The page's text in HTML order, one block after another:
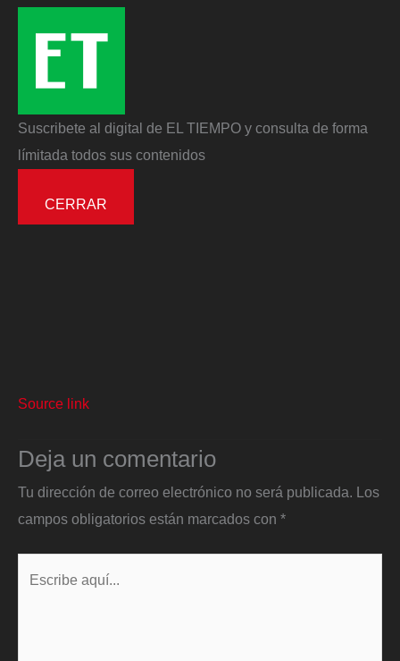
Suscribete al digital de EL TIEMPO y consulta de forma
límitada todos sus contenidos
CERRAR
Source link
Deja un comentario
Tu dirección de correo electrónico no será publicada. Los
campos obligatorios están marcados con *